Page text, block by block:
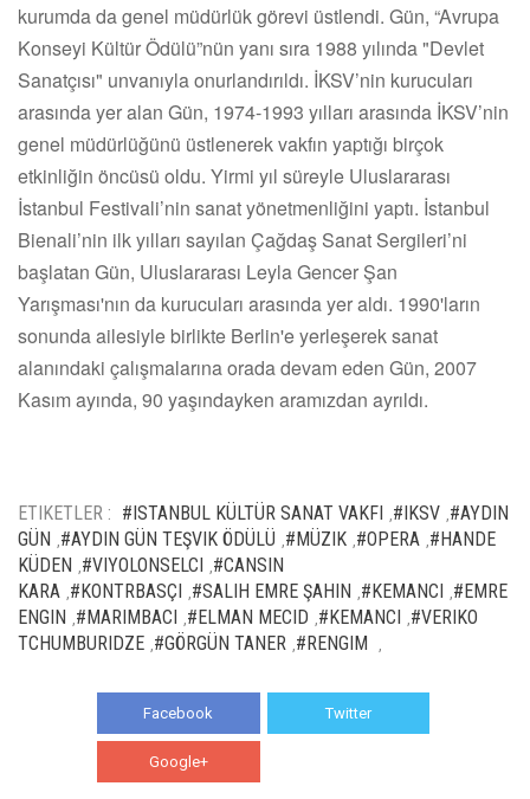
kurumda da genel müdürlük görevi üstlendi. Gün, “Avrupa
Konseyi Kültür Ödülü”nün yanı sıra 1988 yılında "Devlet
Sanatçısı" unvanıyla onurlandırıldı. İKSV’nin kurucuları
arasında yer alan Gün, 1974-1993 yılları arasında İKSV’nin
genel müdürlüğünü üstlenerek vakfın yaptığı birçok
etkinliğin öncüsü oldu. Yirmi yıl süreyle Uluslararası
İstanbul Festivali’nin sanat yönetmenliğini yaptı. İstanbul
Bienali’nin ilk yılları sayılan Çağdaş Sanat Sergileri’ni
başlatan Gün, Uluslararası Leyla Gencer Şan
Yarışması'nın da kurucuları arasında yer aldı. 1990'ların
sonunda ailesiyle birlikte Berlin'e yerleşerek sanat
alanındaki çalışmalarına orada devam eden Gün, 2007
Kasım ayında, 90 yaşındayken aramızdan ayrıldı.
ETIKETLER : #ISTANBUL KÜLTÜR SANAT VAKFI #IKSV #AYDIN
GÜN #AYDIN GÜN TEŞVIK ÖDÜLÜ #MÜZIK #OPERA #HANDE
KÜDEN #VIYOLONSELCI #CANSIN
KARA #KONTRBASÇI #SALIH EMRE ŞAHIN #KEMANCI #EMRE
ENGIN #MARIMBACI #ELMAN MECID #KEMANCI #VERIKO
TCHUMBURIDZE #GÖRGÜN TANER #RENGIM
Facebook Twitter
Google+